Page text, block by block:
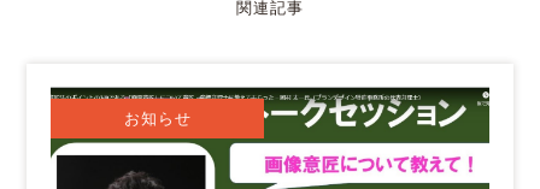
関連記事
お知らせ